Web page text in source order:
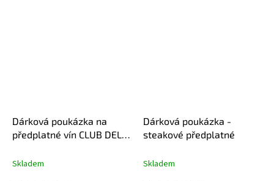
Dárková poukázka na
předplatné vín CLUB DEL
Skladem
Dárková poukázka -
steakové předplatné
Skladem